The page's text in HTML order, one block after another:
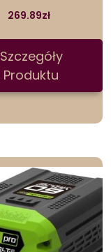
269.89zł
Szczegóły
Produktu